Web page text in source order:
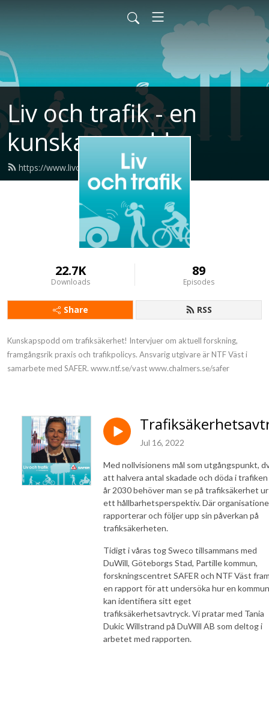
Liv och trafik - en
kunskapspodd
https://www.livochtrafikpodden.se/feed.xml
22.7K
Downloads
89
Episodes
Share RSS
Kunskapspodd om trafiksäkerhet! Intervjuer om aktuell forskning,
framgångsrik praxis och trafikpolicys. Ansvarig utgivare är NTF Väst i
samarbete med SAFER. www.ntf.se/vast www.chalmers.se/safer
Jul 16, 2022
Med nollvisionens mål som utgångspunkt,
att halvera antal skadade och döda i
år 2030 behöver man se på trafiksäkerhet ur
ett hållbarhetsperspektiv. Där
rapporterar och följer upp sin påverkan på
trafiksäkerheten.
Tidigt i våras tog Sweco tillsammans med
DuWill, Göteborgs Stad, Partille kommun,
forskningscentret SAFER och NTF Väst
en rapport för att undersöka hur en kommun
kan identifiera sitt eget
trafiksäkerhetsavtryck. Vi pratar med Tania
Dukic Willstrand på DuWill AB som deltog i
arbetet med rapporten.